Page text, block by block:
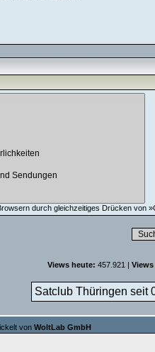
durch gleichzeitiges Drücken von
Views heute: 457.921 |
Satclub Thüringen seit
von WoltLab GmbH